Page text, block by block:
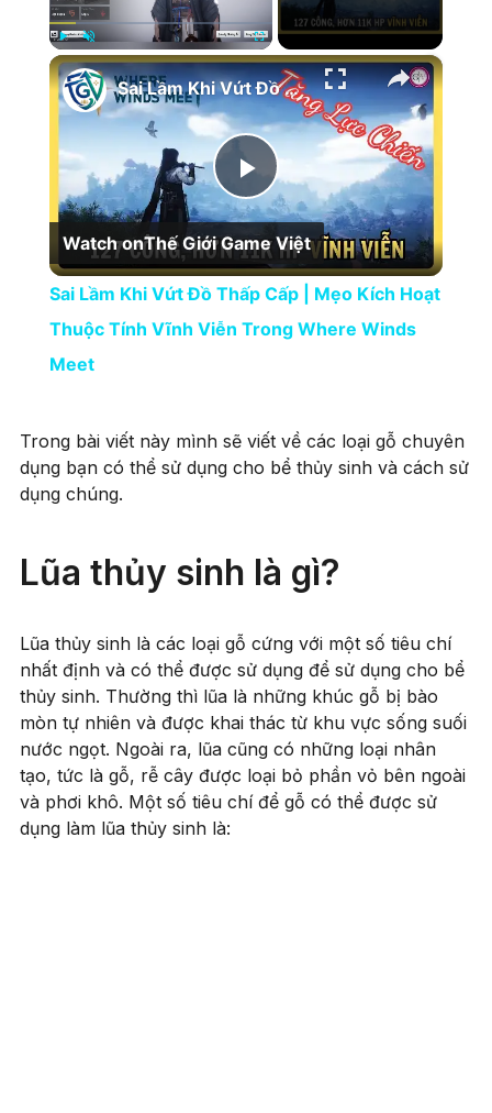
Play Unmute Fullscreen ×
Play Video
Sai Lầm Khi Vứt Đồ Thấp Cấp | Mẹo Kích Hoạt Thuộc Tính Vĩnh Viễn Trong Where Winds Meet
Watch onThế Giới Game Việt
Sai Lầm Khi Vứt Đồ Thấp Cấp | Mẹo Kích Hoạt
Thuộc Tính Vĩnh Viễn Trong Where Winds
Meet
Trong bài viết này mình sẽ viết về các loại gỗ chuyên
dụng bạn có thể sử dụng cho bể thủy sinh và cách sử
dụng chúng.
Lũa thủy sinh là gì?
Lũa thủy sinh là các loại gỗ cứng với một số tiêu chí
nhất định và có thể được sử dụng để sử dụng cho bể
thủy sinh. Thường thì lũa là những khúc gỗ bị bào
mòn tự nhiên và được khai thác từ khu vực sống suối
nước ngọt. Ngoài ra, lũa cũng có những loại nhân
tạo, tức là gỗ, rễ cây được loại bỏ phần vỏ bên ngoài
và phơi khô. Một số tiêu chí để gỗ có thể được sử
dụng làm lũa thủy sinh là: